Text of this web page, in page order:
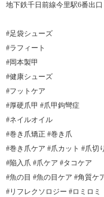
地下鉄千日前線今里駅6番出
#足袋シューズ
#ラフィート
#岡本製甲
#健康シューズ
#フットケア
#厚硬爪甲 #爪甲鉤彎症
#ネイルオイル
#巻き爪矯正 #巻き爪
#巻き爪ケア #爪カット #爪切り
#陥入爪 #爪ケア #タコケア
#魚の目 #魚の目ケア #角質ケ
#リフレクソロジー #ロミロミ